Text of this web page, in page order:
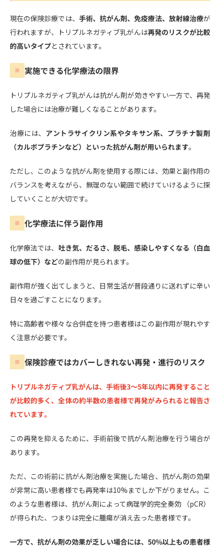
現在の保険診療では、 手術、抗がん剤、免疫療法、放射線治療が
行われますが、トリプルネガティブ乳がんは再発のリスクが比較
的高いタイプとされています。
実施できる化学療法の限界
トリプルネガティブ乳がんは抗がん剤が効きやすい一方で、再発
した場合には治療が難しくなることがあります。
治療には、 アントラサイクリン系やタキサン系、プラチナ製剤
（カルボプラチンなど）といった抗がん剤が用いられます。
ただし、このような抗がん剤を使用する際には、効果と副作用の
バランスを考えながら、無理のない範囲で続けていけるように探
していくことが大切です。
化学療法に伴う副作用
化学療法では、 吐き気、だるさ、脱毛、感染しやすくなる（白血
球の低下）などの副作用が見られます。
副作用が強く出てしまうと、日常生活が普段通りに送れずに辛い
日々を過ごすことになります。
特に高齢者や様々な合併症を持つ患者様はこの副作用が現れやす
く注意が必要です。
保険診療ではカバーしきれない再発・進行のリスク
トリプルネガティブ乳がんは、手術後3〜5年以内に再発すること
が比較的多く、全体の約半数の患者様で再発がみられると報告さ
れています。
この再発を抑えるために、手術前後で抗がん剤治療を行う場合が
あります。
ただ、この術前に抗がん剤治療を実施した場合、抗がん剤の効果
が非常に高い患者様でも再発率は10%までしか下がりません。こ
のような患者様は、抗がん剤によって病理学的完全奏効 （pCR）
が得られた、つまりは完全に腫瘍が消え去った患者様です。
一方で、抗がん剤の効果が乏しい場合には、50%以上もの患者様